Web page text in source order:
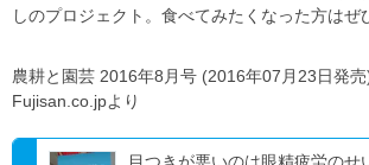
しのプロジェクト。食べてみたくなった方はぜ
農耕と園芸 2016年8月号 (2016年07月23日発売
Fujisan.co.jpより